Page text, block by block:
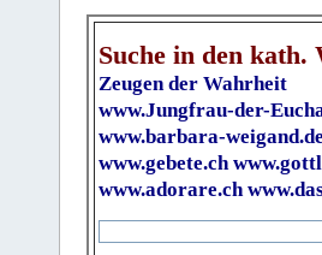
Suche in den kath.
Zeugen der Wahrheit
www.Jungfrau-der-
www.barbara-weigand.de
www.gebete.ch
www.adorare.ch